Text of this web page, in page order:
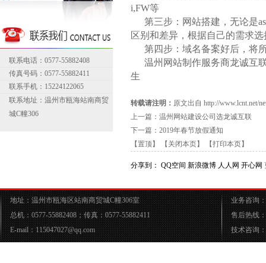
联系电话：0577-55882408
传真号码：0577-55882411
联系手机：15224122065
联系地址：温州市瓯海站南商贸
城C幢306
i,FW等
第三步：网站搭建，无论是
区别和差异，根据自己的需求
第四步：域名备案好后，将
温州网站制作服务商龙诚互
生
转载请注明： 原文出自 http://www.lcnt.net/
上一篇： 温州网站建设公司选龙诚互联
下一篇： 2019年春节放假通知
【置顶】
【关闭本页】 【打印本页】
分享到： QQ空间 新浪微博 人人网 开心网
地址：温州市瓯海区站南商贸城C幢306室
总机：0577-55882408；传真：0577-55882411
E-mail：115047027@qq.com
业务咨询
售后热线
技术咨询